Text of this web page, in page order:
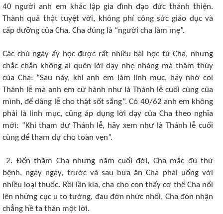
40 người anh em khác lập gia đình đạo đức thánh thiện.
Thành quả thật tuyệt vời, không phí công sức giáo dục và
cấp dưỡng của Cha. Cha đúng là “người cha làm mẹ”.
Các chú ngày ấy học được rất nhiều bài học từ Cha, nhưng
chắc chắn không ai quên lời dạy nhẹ nhàng mà thâm thúy
của Cha: “Sau này, khi anh em làm linh mục, hãy nhớ coi
Thánh lễ mà anh em cử hành như là Thánh lễ cuối cùng của
mình, để dâng lễ cho thật sốt sắng”. Có 40/62 anh em không
phải là linh mục, cũng áp dụng lời dạy của Cha theo nghĩa
mới: “Khi tham dự Thánh lễ, hãy xem như là Thánh lễ cuối
cùng để tham dự cho toàn vẹn”.
2. Đến thăm Cha những năm cuối đời, Cha mắc đủ thứ
bệnh, ngày ngày, trước và sau bữa ăn Cha phải uống với
nhiều loại thuốc. Rồi lần kia, cha cho con thấy cơ thể Cha nổi
lên những cục u to tướng, đau đớn nhức nhối, Cha đón nhận
chẳng hề ta thán một lời.